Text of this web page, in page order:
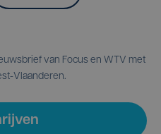
van Focus en WTV met
Vlaanderen.